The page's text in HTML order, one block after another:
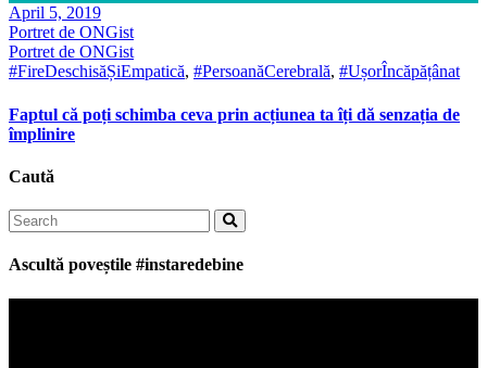
April 5, 2019
Portret de ONGist
Portret de ONGist
#FireDeschisăȘiEmpatică, #PersoanăCerebrală, #UșorÎncăpățânat
Faptul că poți schimba ceva prin acțiunea ta îți dă senzația de
împlinire
Caută
Search
for:
Ascultă poveștile #instaredebine